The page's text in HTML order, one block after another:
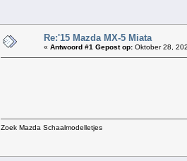
Re:'15 Mazda MX-5 Miata
« Antwoord #1 Gepost op: Oktober 28,
Zoek Mazda Schaalmodelletjes